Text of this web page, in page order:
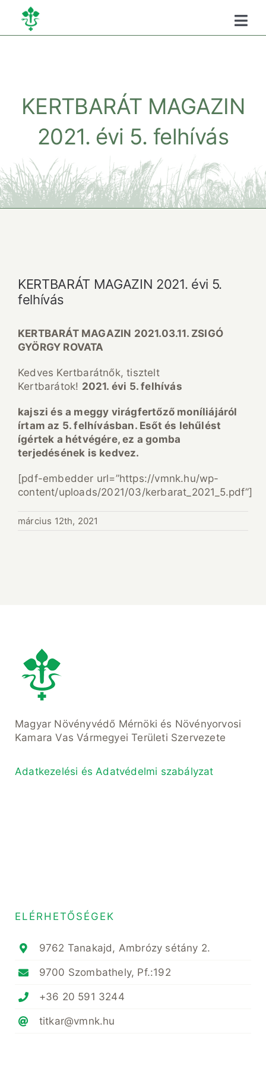
Kihagyás
Kamaráról
Oktatás
Szükséghelyzeti
KERTBARÁT MAGAZIN
2021. évi 5. felhívás
KERTBARÁT MAGAZIN 2021. évi 5.
felhívás
KERTBARÁT MAGAZIN 2021.03.11. ZSIGÓ
GYÖRGY ROVATA
Kedves Kertbarátnők, tisztelt
Kertbarátok! 2021. évi 5. felhívás
kajszi és a meggy virágfertőző moníliájáról
írtam az 5. felhívásban. Esőt és lehűlést
ígértek a hétvégére, ez a gomba
terjedésének is kedvez.
[pdf-embedder url=”https://vmnk.hu/wp-
content/uploads/2021/03/kerbarat_2021_5.pdf”]
március 12th, 2021
Magyar Növényvédő Mérnöki és Növényorvosi
Kamara Vas Vármegyei Területi Szervezete
Adatkezelési és Adatvédelmi szabályzat
ELÉRHETŐSÉGEK
9762 Tanakajd, Ambrózy sétány 2.
9700 Szombathely, Pf.:192
+36 20 591 3244
titkar@vmnk.hu